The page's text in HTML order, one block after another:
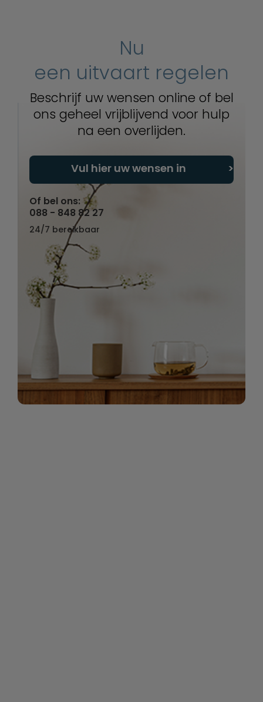
Nu
een uitvaart regelen
Beschrijf uw wensen online of bel
ons geheel vrijblijvend voor hulp
na een overlijden.
Vul hier uw wensen in
Of bel ons:
088 - 848 82 27
24/7 bereikbaar